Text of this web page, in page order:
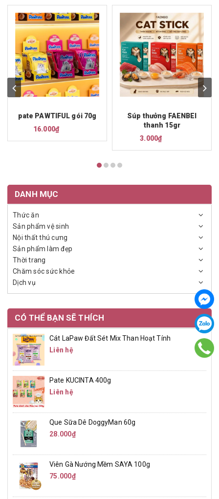
pate PAWTIFUL gói 70g
16.000₫
Súp thưởng FAENBEI
thanh 15gr
3.000₫
DANH MỤC
Thức ăn
Sản phẩm vệ sinh
Nội thất thú cưng
Sản phẩm làm đẹp
Thời trang
Chăm sóc sức khỏe
Dịch vụ
CÓ THỂ BẠN SẼ THÍCH
Cát LaPaw Đất Sét Mix Than Hoạt Tính
Liên hệ
Pate KUCINTA 400g
Liên hệ
Que Sữa Dê DoggyMan 60g
28.000₫
Viên Gà Nướng Mềm SAYA 100g
75.000₫